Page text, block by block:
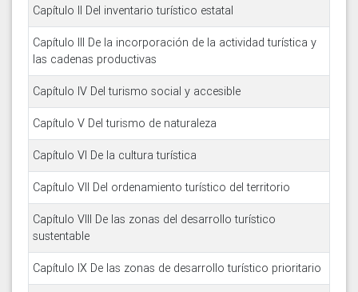
Capítulo II Del inventario turístico estatal
Capítulo III De la incorporación de la actividad turística y
las cadenas productivas
Capítulo IV Del turismo social y accesible
Capítulo V Del turismo de naturaleza
Capítulo VI De la cultura turística
Capítulo VII Del ordenamiento turístico del territorio
Capítulo VIII De las zonas del desarrollo turístico
sustentable
Capítulo IX De las zonas de desarrollo turístico prioritario